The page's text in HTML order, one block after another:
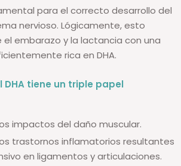
para el correcto desarrollo del
nervioso. Lógicamente, esto
embarazo y la lactancia con una
rica en DHA.
DHA tiene un triple papel
impactos del daño muscular.
trastornos inflamatorios resultantes
en ligamentos y articulaciones.